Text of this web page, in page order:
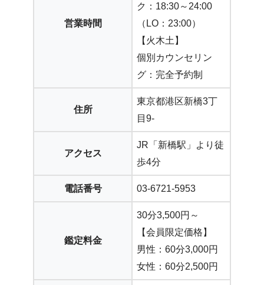
営業時間
ク：18:30～24:00
（LO：23:00）
【火木土】
個別カウンセリン
グ：完全予約制
住所
東京都港区新橋3丁
目9-
アクセス
JR「新橋駅」より徒
歩4分
電話番号 03-6721-5953
鑑定料金
30分3,500円～
【会員限定価格】
男性：60分3,000円
女性：60分2,500円